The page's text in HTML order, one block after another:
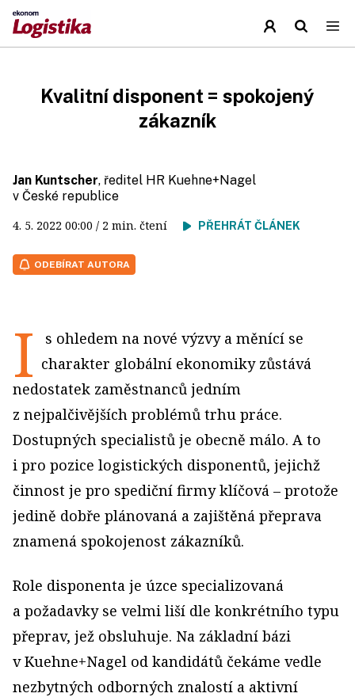
Kvalitní disponent = spokojený
zákazník
Jan Kuntscher, ředitel HR Kuehne+Nagel
v České republice
4. 5. 2022 00:00 / 2 min. čtení PŘEHRÁT ČLÁNEK
ODEBÍRAT AUTORA
I
s ohledem na nové výzvy a měnící se
charakter globální ekonomiky zůstává
nedostatek zaměstnanců jedním
z nejpalčivějších problémů trhu práce.
Dostupných specialistů je obecně málo. A to
i pro pozice logistických disponentů, jejichž
činnost je pro spediční firmy klíčová – protože
jedině dobře plánovaná a zajištěná přeprava
znamená spokojenost zákazníků.
Role disponenta je úzce specializovaná
a požadavky se velmi liší dle konkrétního typu
přeprav, jež obsluhuje. Na základní bázi
v Kuehne+Nagel od kandidátů čekáme vedle
nezbytných odborných znalostí a aktivní